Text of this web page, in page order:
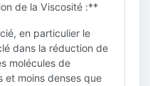
de la Viscosité :**
en particulier le
dans la réduction de
molécules de
et moins denses que